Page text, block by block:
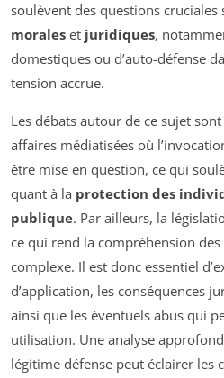
soulèvent des questions cruciales
morales et juridiques,
domestiques ou d’auto-défense
tension accrue.
Les débats autour de ce sujet
affaires médiatisées où
être mise en question, ce qui
quant à la protection des
publique. Par ailleurs, la
ce qui rend la compréhension
complexe. Il est donc essentiel
d’application, les conséquences
ainsi que les éventuels abus qui
utilisation. Une analyse
légitime défense peut éclairer les